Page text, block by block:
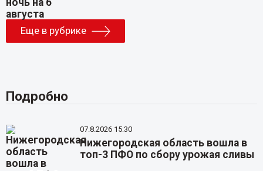
Еще в рубрике
Подробно
07.8.2026 15:30
Нижегородская область вошла в
топ-3 ПФО по сбору урожая сливы